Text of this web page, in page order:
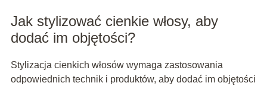
Jak stylizować cienkie włosy, aby
dodać im objętości?
Stylizacja cienkich włosów wymaga zastosowania
odpowiednich technik i produktów, aby dodać im objętości